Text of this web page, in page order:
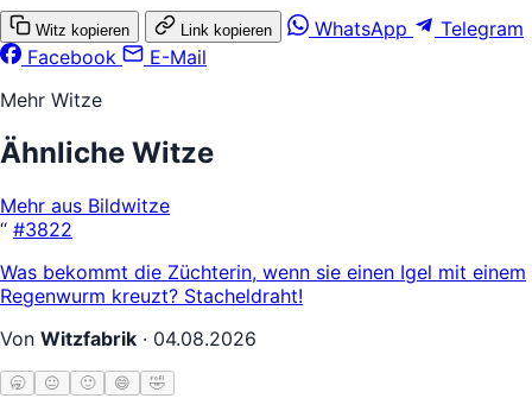
Witz kopieren Link kopieren WhatsApp
Telegram
Facebook
E-Mail
Mehr Witze
Ähnliche Witze
Mehr aus Bildwitze
“ #3822
Was bekommt die Züchterin, wenn sie einen Igel mit einem
Regenwurm kreuzt? Stacheldraht!
Von Witzfabrik · 04.08.2026
🥱 😐 🙂 😄 🤣